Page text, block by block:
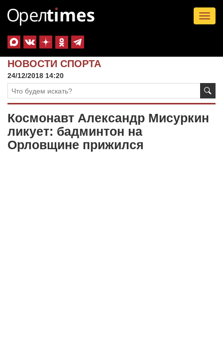
НОВОСТИ СПОРТА
24/12/2018 14:20
Космонавт Александр Мисуркин
ликует: бадминтон на
Орловщине прижился